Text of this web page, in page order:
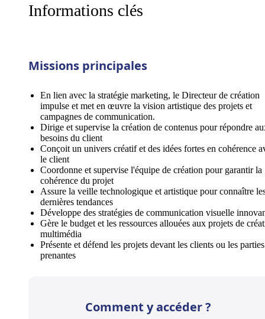
Informations clés
Missions principales
En lien avec la stratégie marketing, le Directeur de création
impulse et met en œuvre la vision artistique des projets et
campagnes de communication.
Dirige et supervise la création de contenus pour répondre
besoins du client
Conçoit un univers créatif et des idées fortes en cohérence
le client
Coordonne et supervise l'équipe de création pour garantir la
cohérence du projet
Assure la veille technologique et artistique pour connaître
dernières tendances
Développe des stratégies de communication visuelle
Gère le budget et les ressources allouées aux projets de
multimédia
Présente et défend les projets devant les clients ou les parties
prenantes
Comment y accéder ?